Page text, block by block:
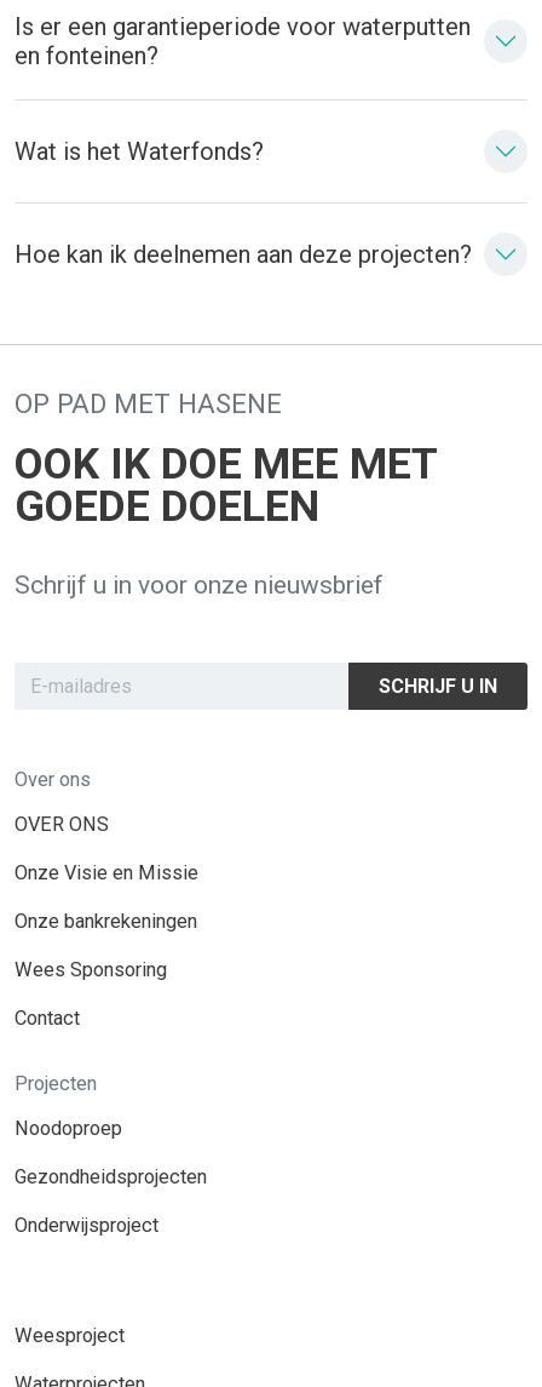
Is er een garantieperiode voor waterputten
en fonteinen?
Wat is het Waterfonds?
Hoe kan ik deelnemen aan deze projecten?
OP PAD MET HASENE
OOK IK DOE MEE MET
GOEDE DOELEN
Schrijf u in voor onze nieuwsbrief
SCHRIJF U IN
Over ons
OVER ONS
Onze Visie en Missie
Onze bankrekeningen
Wees Sponsoring
Contact
Projecten
Noodoproep
Gezondheidsprojecten
Onderwijsproject
Weesproject